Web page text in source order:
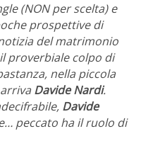
(NON per scelta) e
prospettive di
del matrimonio
proverbiale colpo di
nella piccola
Davide Nardi.
Davide
peccato ha il ruolo di